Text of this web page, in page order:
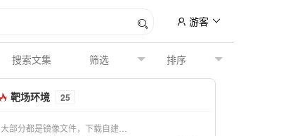
游客
靶场环境 25
大部分都是镜像文件，下载自建…